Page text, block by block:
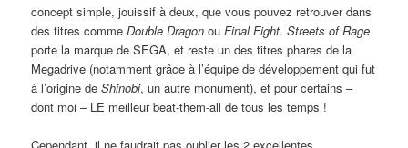
concept simple, jouissif à deux, que vous pouvez retrouver dans
des titres commeDouble Dragon ouFinal Fight.Streets of Rage
porte la marque de SEGA, et reste un des titres phares de la
Megadrive (notamment grâce à l’équipe de développement qui fut
à l’origine deShinobi, un autre monument), et pour certains –
dont moi – LE meilleur beat-them-all de tous les temps !